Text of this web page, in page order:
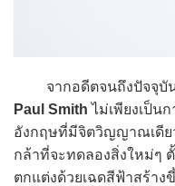
จากอดีตจนถึงปัจจุบัน
Paul Smith ไม่เพียงเป็น
อังกฤษที่มีจิตวิญญาณเดีย
กล้าที่จะทดลองสิ่งใหม่ๆ
ตกแต่งด้วยเฉดสีฟ้าสร้าง